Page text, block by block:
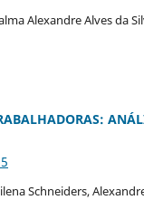
Alexandre Alves da
Schneiders,